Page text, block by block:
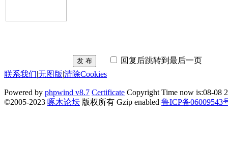
发 布
回复后跳转到最后一页
联系我们|无图版|清除Cookies
Powered by phpwind v8.7 Certificate Copyright Time now is:08-08
©2005-2023 啄木论坛 版权所有 Gzip enabled 鲁ICP备06009543